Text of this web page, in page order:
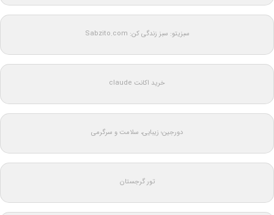
سبزیتو: سبز زندگی کن: Sabzito.com
خرید اکانت claude
دورجین؛ زیبایی، سلامت و سرگرمی
تور گرجستان